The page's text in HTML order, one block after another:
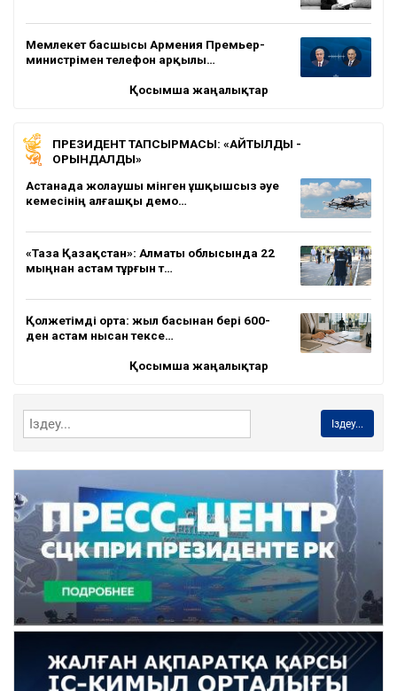
Мемлекет басшысы Армения Премьер-
министрімен телефон арқылы…
Қосымша жаңалықтар
ПРЕЗИДЕНТ ТАПСЫРМАСЫ: «АЙТЫЛДЫ -
ОРЫНДАЛДЫ»
Астанада жолаушы мінген ұшқышсыз әуе
кемесінің алғашқы демо…
«Таза Қазақстан»: Алматы облысында 22
мыңнан астам тұрғын т…
Қолжетімді орта: жыл басынан бері 600-
ден астам нысан тексе…
Қосымша жаңалықтар
Іздеу...